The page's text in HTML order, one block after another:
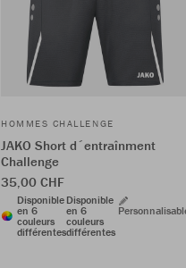
HOMMES CHALLENGE
JAKO Short d´entraînment
Challenge
35,00 CHF
Disponible
en 6
couleurs
différentes
Disponible
en 6
couleurs
différentes